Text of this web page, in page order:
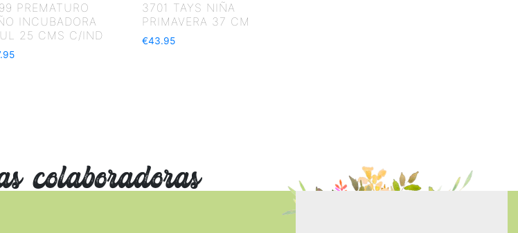
PREMATURO
INCUBADORA
25 CMS C/IND
3701 TAYS NIÑA
PRIMAVERA 37 CM
€43.95